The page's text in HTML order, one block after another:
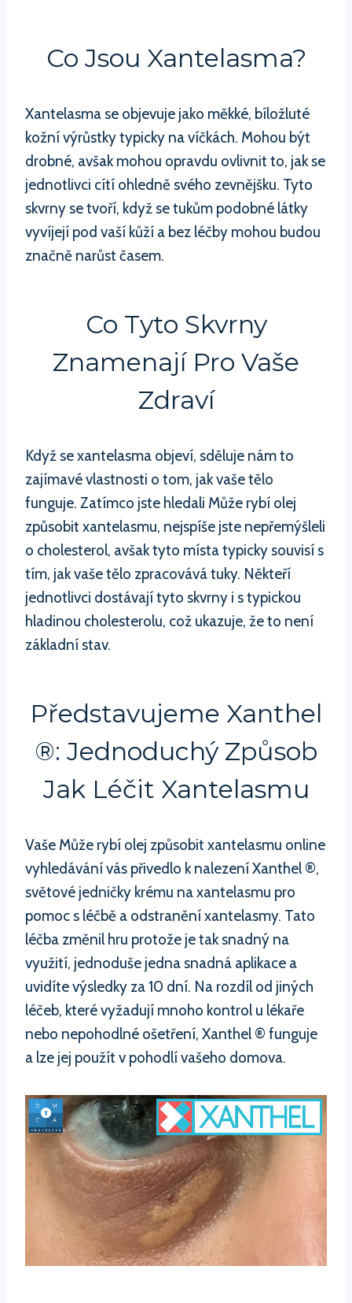
Co Jsou Xantelasma?
Xantelasma se objevuje jako měkké, bíložluté
kožní výrůstky typicky na víčkách. Mohou být
drobné, avšak mohou opravdu ovlivnit to, jak se
jednotlivci cítí ohledně svého zevnějšku. Tyto
skvrny se tvoří, když se tukům podobné látky
vyvíjejí pod vaší kůží a bez léčby mohou budou
značně narůst časem.
Co Tyto Skvrny
Znamenají Pro Vaše
Zdraví
Když se xantelasma objeví, sděluje nám to
zajímavé vlastnosti o tom, jak vaše tělo
funguje. Zatímco jste hledali Může rybí olej
způsobit xantelasmu, nejspíše jste nepřemýšleli
o cholesterol, avšak tyto místa typicky souvisí s
tím, jak vaše tělo zpracovává tuky. Někteří
jednotlivci dostávají tyto skvrny i s typickou
hladinou cholesterolu, což ukazuje, že to není
základní stav.
Představujeme Xanthel
®: Jednoduchý Způsob
Jak Léčit Xantelasmu
Vaše Může rybí olej způsobit xantelasmu online
vyhledávání vás přivedlo k nalezení Xanthel ®,
světové jedničky krému na xantelasmu pro
pomoc s léčbě a odstranění xantelasmy. Tato
léčba změnil hru protože je tak snadný na
využití, jednoduše jedna snadná aplikace a
uvidíte výsledky za 10 dní. Na rozdíl od jiných
léčeb, které vyžadují mnoho kontrol u lékaře
nebo nepohodlné ošetření, Xanthel ® funguje
a lze jej použít v pohodlí vašeho domova.